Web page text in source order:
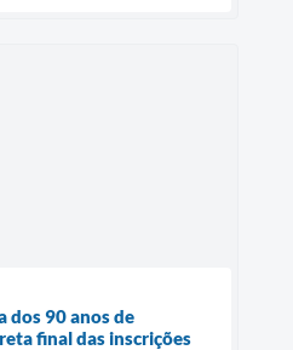
dos 90 anos de
final das inscrições